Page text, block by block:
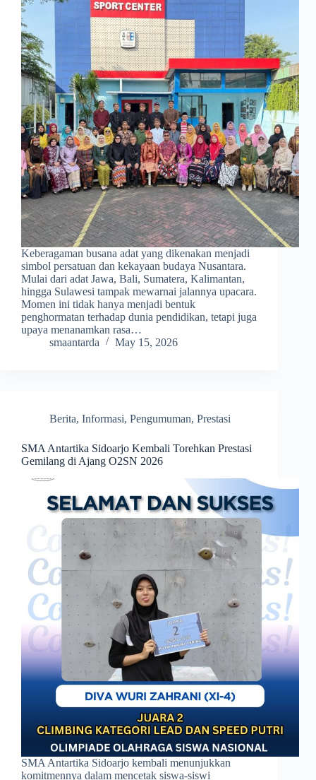
Keberagaman busana adat yang dikenakan menjadi
simbol persatuan dan kekayaan budaya Nusantara.
Mulai dari adat Jawa, Bali, Sumatera, Kalimantan,
hingga Sulawesi tampak mewarnai jalannya upacara.
Momen ini tidak hanya menjadi bentuk
penghormatan terhadap dunia pendidikan, tetapi juga
upaya menanamkan rasa…
smaantarda
May 15, 2026
Berita, Informasi, Pengumuman, Prestasi
SMA Antartika Sidoarjo Kembali Torehkan Prestasi
Gemilang di Ajang O2SN 2026
SMA Antartika Sidoarjo kembali menunjukkan
komitmennya dalam mencetak siswa-siswi